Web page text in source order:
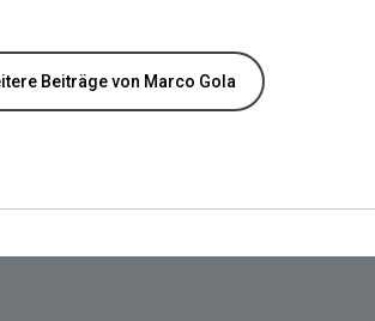
Beiträge von Marco Gola